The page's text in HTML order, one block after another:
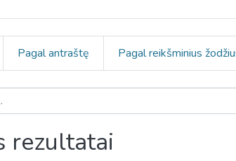
Pagal antraštę Pagal reikšminius
rezultatai